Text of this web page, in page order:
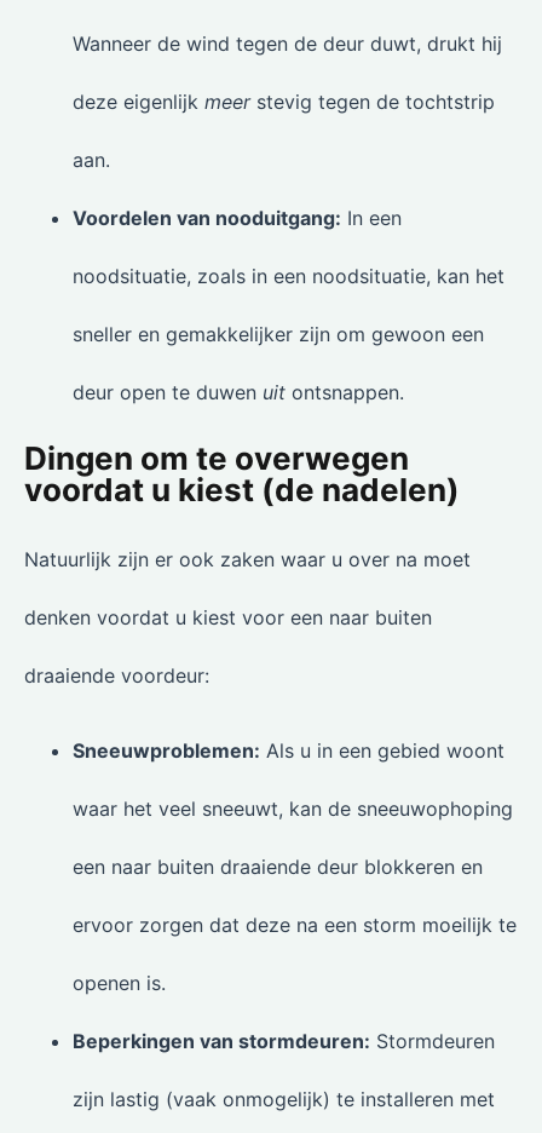
Wanneer de wind tegen de deur duwt, drukt hij
deze eigenlijk meerstevig tegen de tochtstrip
aan.
Voordelen van nooduitgang: In een
noodsituatie, zoals in een noodsituatie, kan het
sneller en gemakkelijker zijn om gewoon een
deur open te duwen uit ontsnappen.
Dingen om te overwegen
voordat u kiest (de nadelen)
Natuurlijk zijn er ook zaken waar u over na moet
denken voordat u kiest voor een naar buiten
draaiende voordeur:
Sneeuwproblemen: Als u in een gebied woont
waar het veel sneeuwt, kan de sneeuwophoping
een naar buiten draaiende deur blokkeren en
ervoor zorgen dat deze na een storm moeilijk te
openen is.
Beperkingen van stormdeuren: Stormdeuren
zijn lastig (vaak onmogelijk) te installeren met